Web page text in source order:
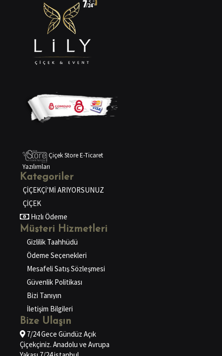
Çiçek Store E-Ticaret
Yazılımları
Kategoriler
ÇİÇEKÇİ'Mİ ARIYORSUNUZ
ÇİÇEK
Hızlı Ödeme
Müşteri Hizmetleri
Gizlilik Taahhüdü
Ödeme Seçenekleri
Mesafeli Satış Sözleşmesi
Güvenlik Politikası
Bizi Tanıyın
İletişim Bilgileri
Bize Ulaşın
7/24 Gece Gündüz Açık
Çiçekçiniz. Anadolu ve Avrupa